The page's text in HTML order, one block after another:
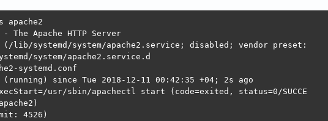
The Apache HTTP Server
lib/systemd/system/apache2.service; disabled; vendor preset:
system/apache2.service.d
systemd.conf
since Tue 2018-12-11 00:42:35 +04; 2s ago
usr/sbin/apachectl start (code=exited, status=0/SUCCE
4526)